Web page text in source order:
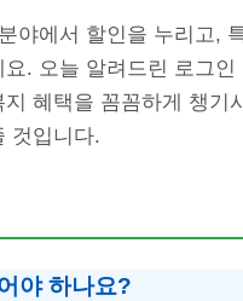
야에서 할인을 누리고,
. 오늘 알려드린 로그
혜택을 꼼꼼하게 챙기
것입니다.
야 하나요?